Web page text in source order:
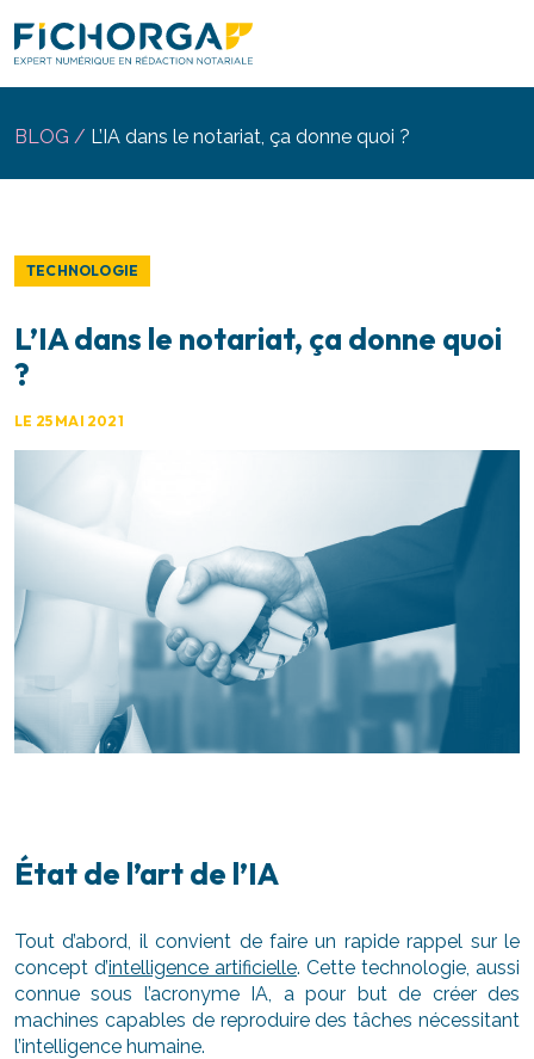
BLOG / L’IA dans le notariat, ça donne quoi ?
TECHNOLOGIE
L’IA dans le notariat, ça donne quoi
?
LE 25 MAI 2021
État de l’art de l’IA
Tout d’abord, il convient de faire un rapide rappel sur le
concept d’intelligence artificielle. Cette technologie, aussi
connue sous l’acronyme IA, a pour but de créer des
machines capables de reproduire des tâches nécessitant
l’intelligence humaine.